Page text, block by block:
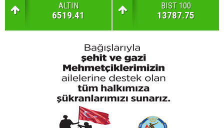
ALTIN
6519.41
BIST 100
13787.75